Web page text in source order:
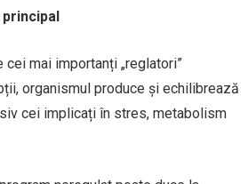
mai importanți „reglatori”
organismul produce și echilibrează
cei implicați în stres, metabolism